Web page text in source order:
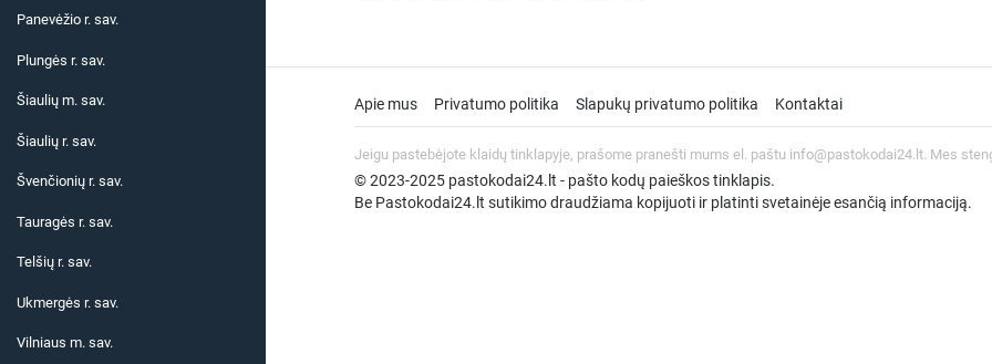
Panevėžio r. sav.
Plungės r. sav.
Šiaulių m. sav.
Šiaulių r. sav.
Švenčionių r. sav.
Tauragės r. sav.
Telšių r. sav.
Ukmergės r. sav.
Vilniaus m. sav.
Apie mus Privatumo politika Slapukų privatumo politika Kontaktai
Jeigu pastebėjote klaidų tinklapyje, prašome pranešti mums el. paštu info@pastokodai24.lt. Mes
© 2023-2025 pastokodai24.lt - pašto kodų paieškos tinklapis.
Be Pastokodai24.lt sutikimo draudžiama kopijuoti ir platinti svetainėje esančią informaciją.